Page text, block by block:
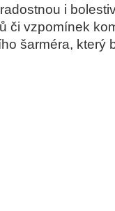
i
či vzpomínek
šarméra, který